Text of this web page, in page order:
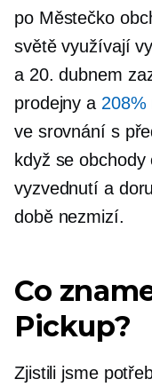
po Městečko
světě využívají
a 20. dubnem
prodejny a 208%
ve srovnání s
když se
vyzvednutí a
době nezmizí.
Co
Pickup?
Zjistili jsme